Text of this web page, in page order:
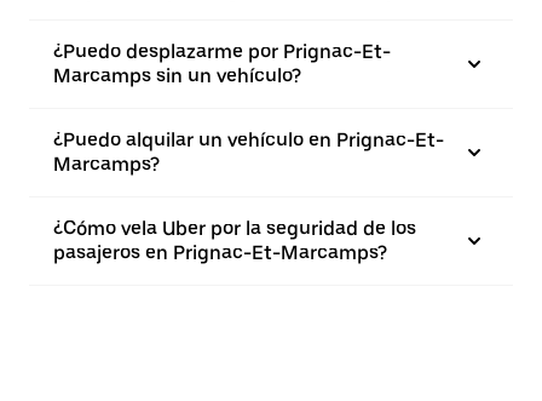
¿Puedo desplazarme por Prignac-Et-
Marcamps sin un vehículo?
¿Puedo alquilar un vehículo en Prignac-Et-
Marcamps?
¿Cómo vela Uber por la seguridad de los
pasajeros en Prignac-Et-Marcamps?